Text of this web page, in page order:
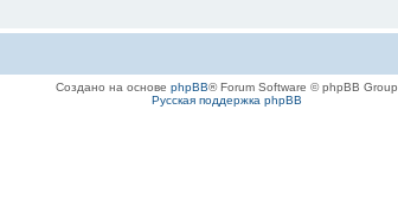
Создано на основе phpBB® Forum Software © phpBB Group
Русская поддержка phpBB